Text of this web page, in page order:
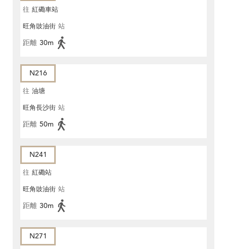
往 紅磡車站
旺角豉油街 站
距離 30m
N216
往 油塘
旺角長沙街 站
距離 50m
N241
往 紅磡站
旺角豉油街 站
距離 30m
N271